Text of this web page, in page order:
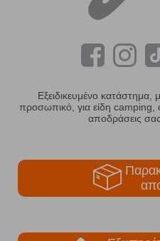
Εξειδικευμένο κατάστημα,
προσωπικό, για είδη camping,
αποδράσεις